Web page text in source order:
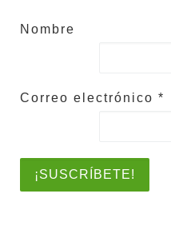
Nombre
Correo electrónico *